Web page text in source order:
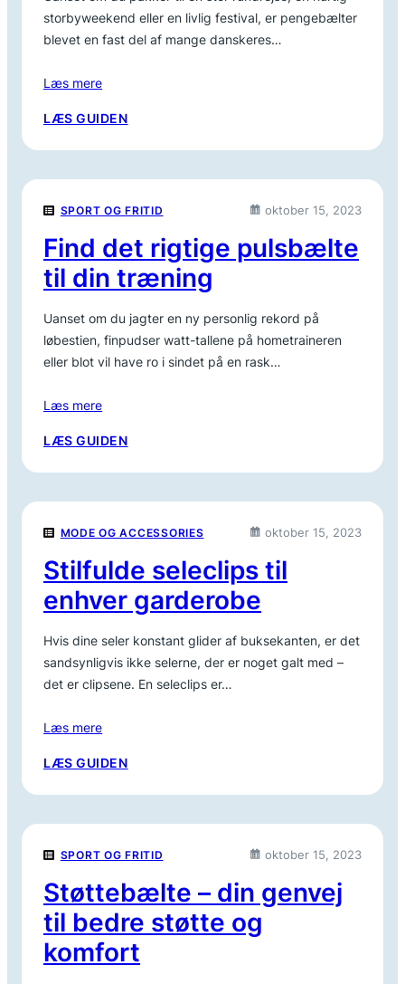
storbyweekend eller en livlig festival, er pengebælter
blevet en fast del af mange danskeres…
Læs mere
LÆS GUIDEN:
REJSER:
DET
SIKRE
VALG
SPORT OG FRITID oktober 15, 2023
Find det rigtige pulsbælte
til din træning
Uanset om du jagter en ny personlig rekord på
løbestien, finpudser watt-tallene på hometraineren
eller blot vil have ro i sindet på en rask…
Læs mere
LÆS GUIDEN:
RIGTIGE
TIL
DIN
TRÆNING
MODE OG ACCESSORIES oktober 15, 2023
Stilfulde seleclips til
enhver garderobe
Hvis dine seler konstant glider af buksekanten, er det
sandsynligvis ikke selerne, der er noget galt med –
det er clipsene. En seleclips er…
Læs mere
LÆS GUIDEN:
TIL
GARDEROBE
SPORT OG FRITID oktober 15, 2023
Støttebælte – din genvej
til bedre støtte og
komfort